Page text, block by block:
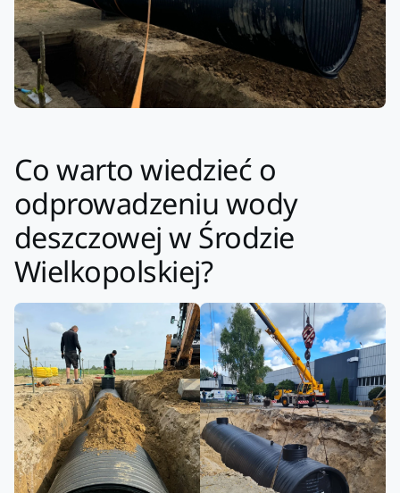
Co warto wiedzieć o
odprowadzeniu wody
deszczowej w Środzie
Wielkopolskiej?